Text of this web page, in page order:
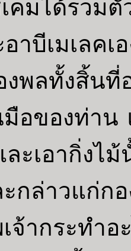
คมได้รวม
าบีเมเลค
งพลทั้งสิ้น
อของท่าน
ะเอากิ่งไ
กล่าวแก่ก
เจ้ากระ